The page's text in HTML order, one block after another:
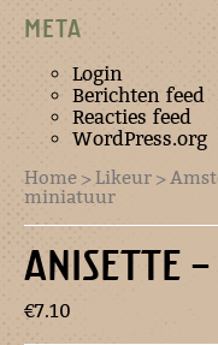
META
Login
Berichten feed
Reacties feed
WordPress.org
Home >Likeur >
miniatuur
ANISETTE
€7.10